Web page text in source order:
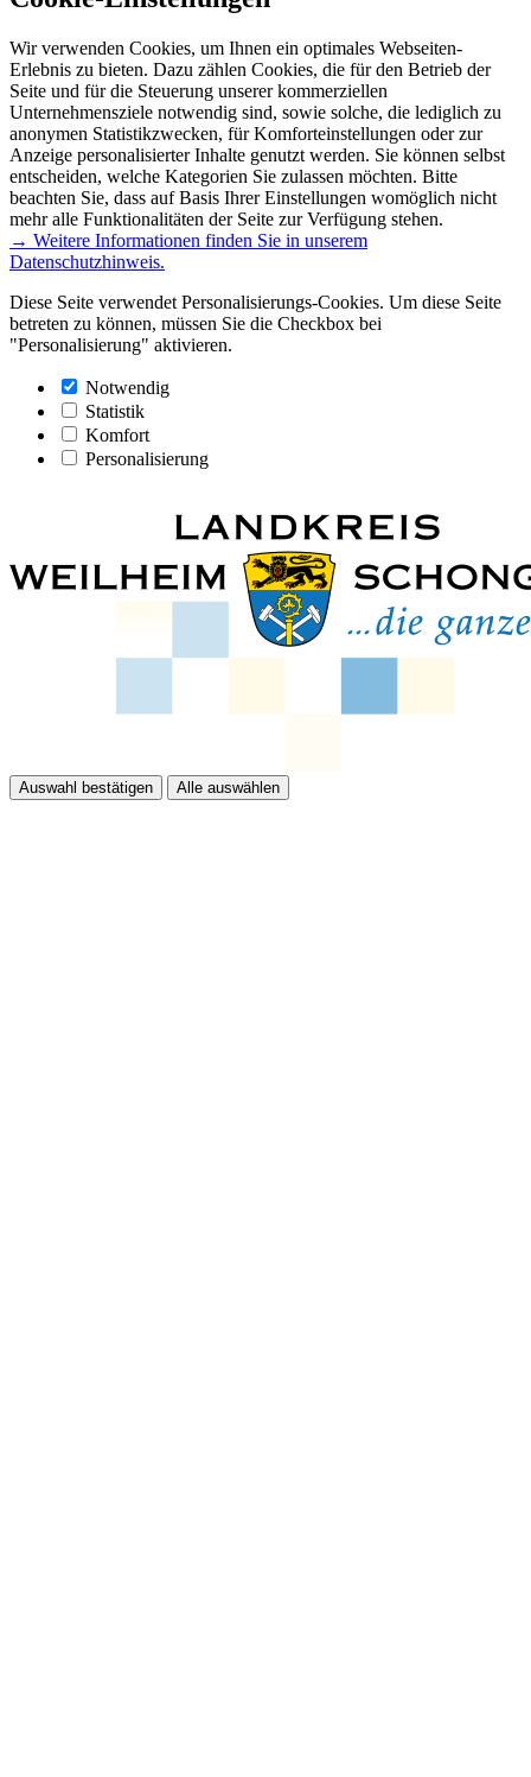
Wir verwenden Cookies, um Ihnen ein optimales Webseiten-
Erlebnis zu bieten. Dazu zählen Cookies, die für den Betrieb der
Seite und für die Steuerung unserer kommerziellen
Unternehmensziele notwendig sind, sowie solche, die lediglich zu
anonymen Statistikzwecken, für Komforteinstellungen oder zur
Anzeige personalisierter Inhalte genutzt werden. Sie können selbst
entscheiden, welche Kategorien Sie zulassen möchten. Bitte
beachten Sie, dass auf Basis Ihrer Einstellungen womöglich nicht
mehr alle Funktionalitäten der Seite zur Verfügung stehen.
→ Weitere Informationen finden Sie in unserem
Datenschutzhinweis.
Diese Seite verwendet Personalisierungs-Cookies. Um diese Seite
betreten zu können, müssen Sie die Checkbox bei
"Personalisierung" aktivieren.
Notwendig
Statistik
Komfort
Personalisierung
Auswahl bestätigen Alle auswählen